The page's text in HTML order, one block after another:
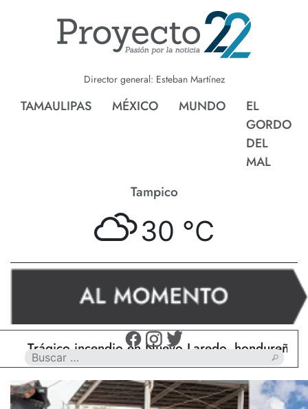
Director general: Esteban Martínez
TAMAULIPAS MÉXICO MUNDO
EL
GORDO
DEL
MAL
Tampico
30 °C
incendio en Nuevo Laredo, hondureño muere